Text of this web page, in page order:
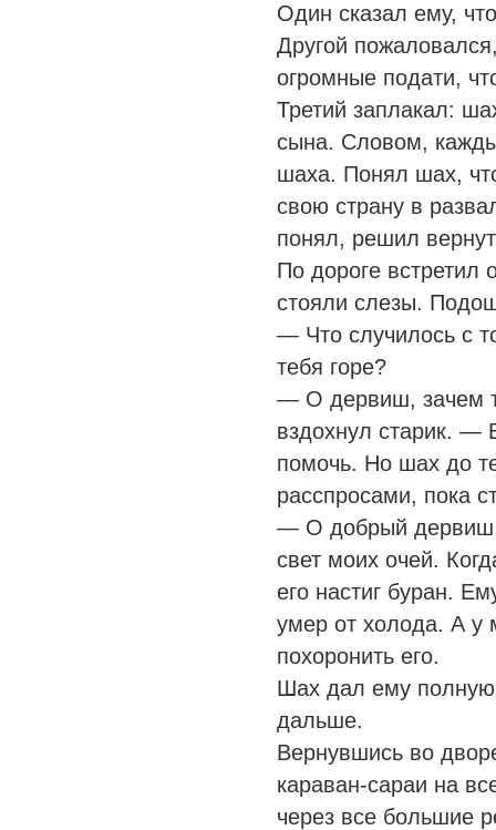
Один сказал ему,
Другой
огромные подати,
Третий заплакал:
сына. Словом,
шаха. Понял шах,
свою страну в
понял, решил
По дороге встретил
стояли слезы.
— Что случилось с
тебя горе?
— О дервиш, зачем
вздохнул старик. —
помочь. Но шах до
расспросами, пока
— О добрый
свет моих очей.
его настиг буран.
умер от холода. А у
похоронить его.
Шах дал ему
дальше.
Вернувшись во
караван-сараи на
через все большие